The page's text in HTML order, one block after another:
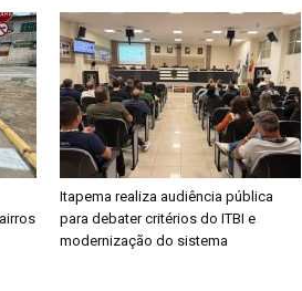
Itapema realiza audiência pública
para debater critérios do ITBI e
modernização do sistema